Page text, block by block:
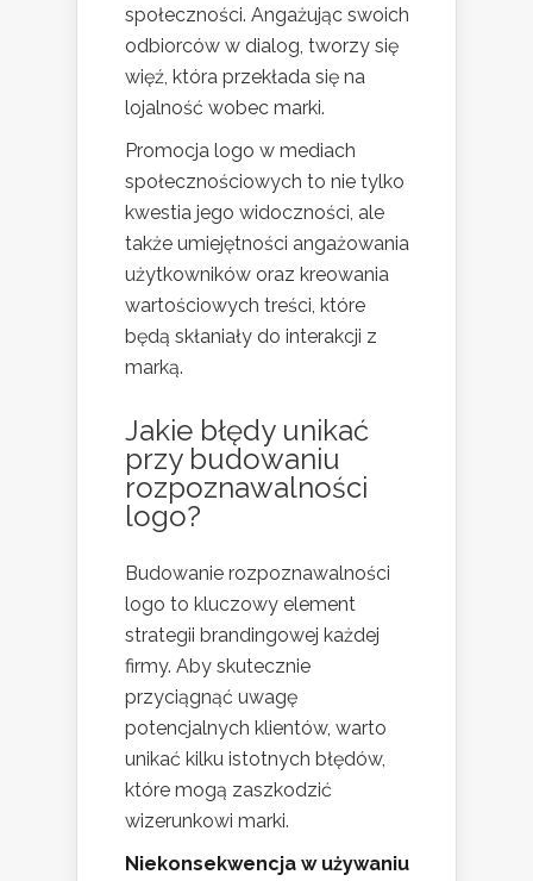
społeczności. Angażując swoich
odbiorców w dialog, tworzy się
więź, która przekłada się na
lojalność wobec marki.
Promocja logo w mediach
społecznościowych to nie tylko
kwestia jego widoczności, ale
także umiejętności angażowania
użytkowników oraz kreowania
wartościowych treści, które
będą skłaniały do interakcji z
marką.
Jakie błędy unikać
przy budowaniu
rozpoznawalności
logo?
Budowanie rozpoznawalności
logo to kluczowy element
strategii brandingowej każdej
firmy. Aby skutecznie
przyciągnąć uwagę
potencjalnych klientów, warto
unikać kilku istotnych błędów,
które mogą zaszkodzić
wizerunkowi marki.
Niekonsekwencja w używaniu